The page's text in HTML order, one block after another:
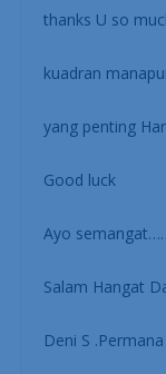
thanks U so
kuadran
yang penting
Good luck
Ayo
Salam Hangat
Deni S .Permana